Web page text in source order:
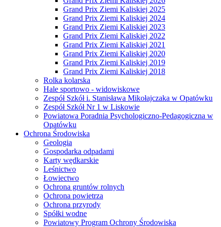
Grand Prix Ziemi Kaliskiej 2025
Grand Prix Ziemi Kaliskiej 2024
Grand Prix Ziemi Kaliskiej 2023
Grand Prix Ziemi Kaliskiej 2022
Grand Prix Ziemi Kaliskiej 2021
Grand Prix Ziemi Kaliskiej 2020
Grand Prix Ziemi Kaliskiej 2019
Grand Prix Ziemi Kaliskiej 2018
Rolka kolarska
Hale sportowo - widowiskowe
Zespół Szkół i. Stanisława Mikołajczaka w Opatówku
Zespół Szkół Nr 1 w Liskowie
Powiatowa Poradnia Psychologiczno-Pedagogiczna w
Opatówku
Ochrona Środowiska
Geologia
Gospodarka odpadami
Karty wędkarskie
Leśnictwo
Łowiectwo
Ochrona gruntów rolnych
Ochrona powietrza
Ochrona przyrody
Spółki wodne
Powiatowy Program Ochrony Środowiska